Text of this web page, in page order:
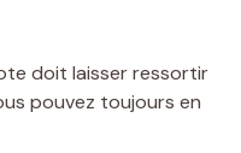
doit laisser ressortir
pouvez toujours en